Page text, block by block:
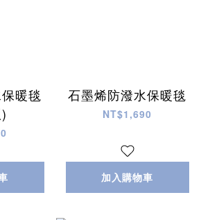
暖毯
石墨烯防潑水保暖毯
NT$1,690
加入購物車